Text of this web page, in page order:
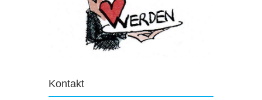
Kontakt